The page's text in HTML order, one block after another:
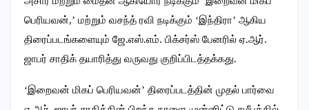
பெரியவன்,’ மற்றும் வசந்த் ரவி நடிக்கும் ‘இந்திரா’ ஆகிய
திரைப்படங்களையும் ஜே.எஸ்.எம். பிக்சர்ஸ் பேனரில் ஏ.ஆர்.
ஜாபர் சாதிக் தயாரித்து வருவது குறிப்பிடத்தக்கது.
‘இறைவன் மிகப் பெரியவன்’ திரைப்படத்தின் முதல் பார்வை